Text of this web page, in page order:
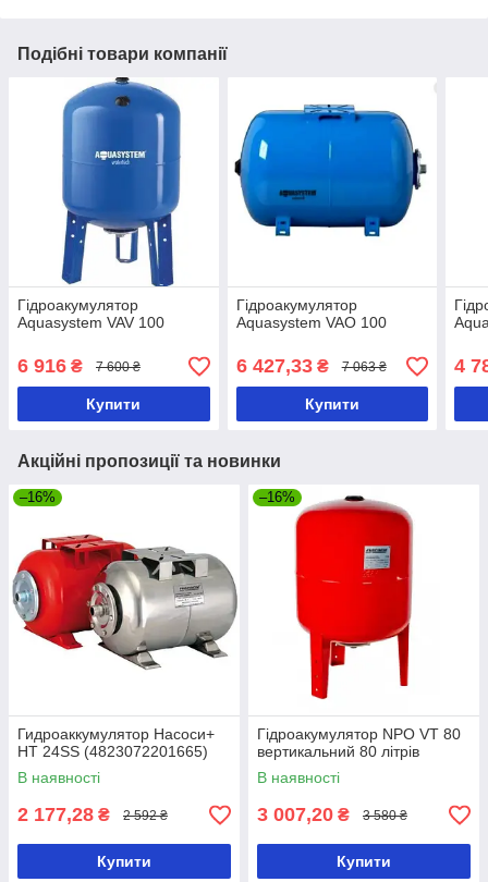
Подібні товари компанії
Гідроакумулятор
Aquasystem VAV 100
6 916 ₴ 7 600 ₴
Купити
Гідроакумулятор
Aquasystem VAO 100
6 427,33₴ 7 063 ₴
Купити
4
Акційні пропозиції та новинки
–16%
Гидроаккумулятор Насоси+
HT 24SS (4823072201665)
В наявності
2 177,28 ₴ 2 592 ₴
Купити
–16%
Гідроакумулятор NPO VT 80
вертикальний 80 літрів
В наявності
3 007,20 ₴ 3 580 ₴
Купити